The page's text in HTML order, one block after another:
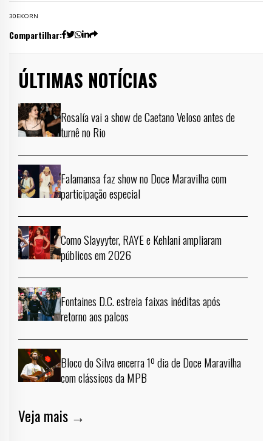
30EKORN
Compartilhar:
ÚLTIMAS NOTÍCIAS
Rosalía vai a show de Caetano Veloso antes de
turnê no Rio
Falamansa faz show no Doce Maravilha com
participação especial
Como Slayyyter, RAYE e Kehlani ampliaram
públicos em 2026
Fontaines D.C. estreia faixas inéditas após
retorno aos palcos
Bloco do Silva encerra 1º dia de Doce Maravilha
com clássicos da MPB
Veja mais →